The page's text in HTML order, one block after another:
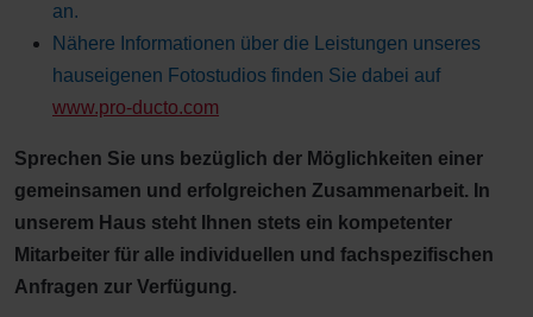
an.
Nähere Informationen über die Leistungen unseres
hauseigenen Fotostudios finden Sie dabei auf
www.pro-ducto.com
Sprechen Sie uns bezüglich der Möglichkeiten einer
gemeinsamen und erfolgreichen Zusammenarbeit. In
unserem Haus steht Ihnen stets ein kompetenter
Mitarbeiter für alle individuellen und fachspezifischen
Anfragen zur Verfügung.